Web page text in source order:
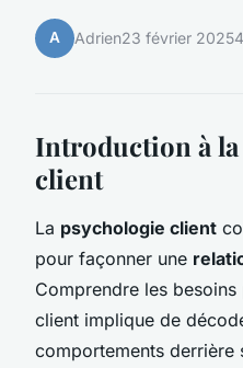
A Adrien23 février 2025
Introduction à
client
La psychologie client
pour façonner une
Comprendre les besoins
client implique de
comportements derrière